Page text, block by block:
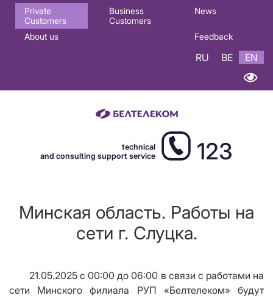
Основная
навигация
Private
Customers
Business
Customers
News
About us Feedback
RU BE EN
technical
and consulting support service
123
Минская область. Работы на
сети г. Слуцка.
21.05.2025 с 00:00 до 06:00 в связи с работами на
сети Минского филиала РУП «Белтелеком» будут